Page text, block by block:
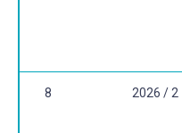
8 2026 / 2